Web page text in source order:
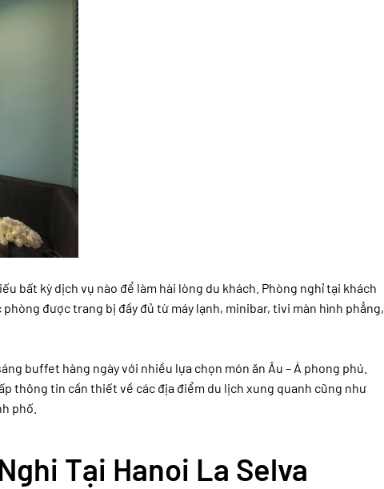
bất kỳ dịch vụ nào để làm hài lòng du khách. Phòng nghỉ tại khách
được trang bị đầy đủ từ máy lạnh, minibar, tivi màn hình phẳng,
buffet hàng ngày với nhiều lựa chọn món ăn Âu – Á phong phú.
thông tin cần thiết về các địa điểm du lịch xung quanh cũng như
phố.
Tại Hanoi La Selva